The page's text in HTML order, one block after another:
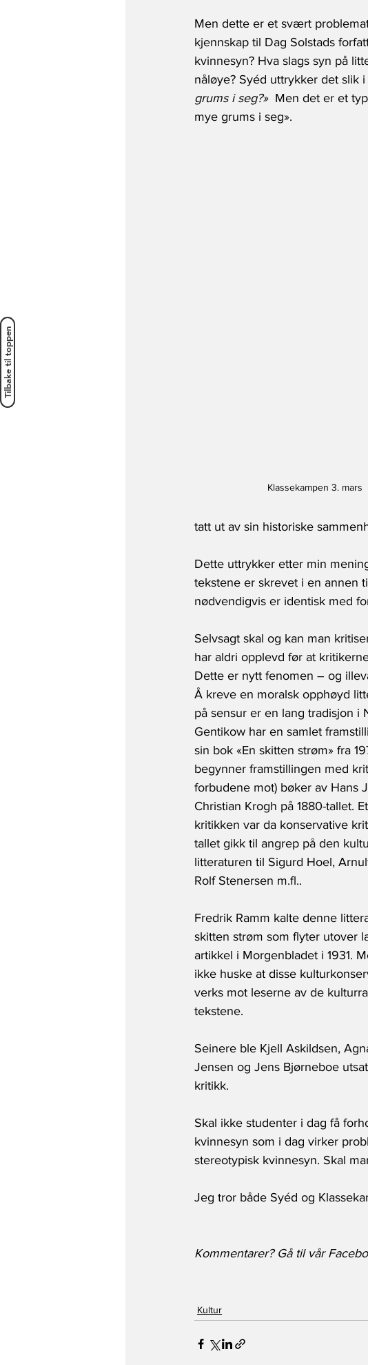
Tilbake til toppen
Men dette er et svært
kjennskap til Dag Solstads
kvinnesyn? Hva slags syn på
nåløye? Syéd uttrykker det slik i
grums i seg?»
Men det er et
mye grums i seg».
Klassekampen 3. mars
tatt ut av sin historiske
Dette uttrykker etter min
tekstene er skrevet i en annen
nødvendigvis er identisk med
Selvsagt skal og kan man
har aldri opplevd før at
Dette er nytt fenomen – og
Å kreve en moralsk opphøyd
på sensur er en lang tradisjon i
Gentikow har en samlet
sin bok «En skitten strøm» fra
begynner framstillingen med
forbudene mot) bøker av Hans
Christian Krogh på 1880-tallet.
kritikken var da konservative
tallet gikk til angrep på den
litteraturen til Sigurd Hoel,
Rolf Stenersen m.fl..
Fredrik Ramm kalte denne
skitten strøm som flyter utover
artikkel i Morgenbladet i 1931.
ikke huske at disse
verks mot leserne av de
tekstene.
Seinere ble Kjell Askildsen,
Jensen og Jens Bjørneboe
kritikk.
Skal ikke studenter i dag få
kvinnesyn som i dag virker
stereotypisk kvinnesyn. Skal
Jeg tror både Syéd og
Kommentarer? Gå til vår
Kultur